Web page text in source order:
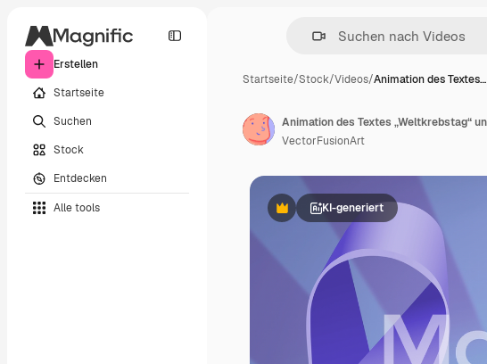
Erstellen
Startseite
Suchen
Stock
Entdecken
Alle tools
Startseite/Stock/Videos/Animation des Textes…
PremiumKI-generiert
VectorFusionArt